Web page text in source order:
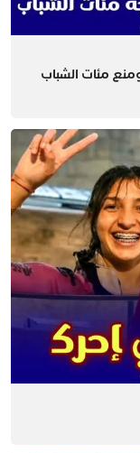
مئات الشباب